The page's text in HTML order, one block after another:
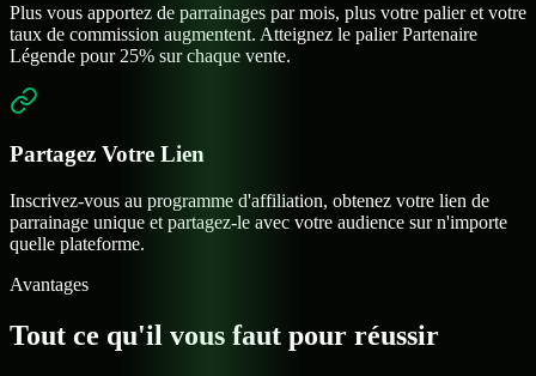
Plus vous apportez de parrainages par mois, plus votre palier et votre
taux de commission augmentent. Atteignez le palier Partenaire
Légende pour 25% sur chaque vente.
Partagez Votre Lien
Inscrivez-vous au programme d'affiliation, obtenez votre lien de
parrainage unique et partagez-le avec votre audience sur n'importe
quelle plateforme.
Avantages
Tout ce qu'il vous faut pour réussir